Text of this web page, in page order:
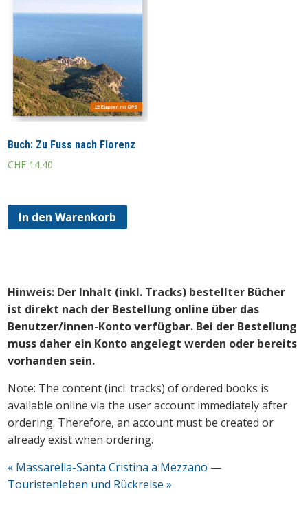
Buch: Zu Fuss nach Florenz
CHF 14.40
In den Warenkorb
Hinweis: Der Inhalt (inkl. Tracks) bestellter Bücher
ist direkt nach der Bestellung online über das
Benutzer/innen-Konto verfügbar. Bei der Bestellung
muss daher ein Konto angelegt werden oder bereits
vorhanden sein.
Note: The content (incl. tracks) of ordered books is
available online via the user account immediately after
ordering. Therefore, an account must be created or
already exist when ordering.
« Massarella-Santa Cristina a Mezzano —
Touristenleben und Rückreise »